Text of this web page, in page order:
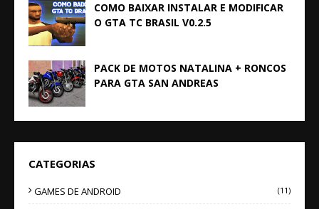
COMO BAIXAR INSTALAR E MODIFICAR
O GTA TC BRASIL V0.2.5
PACK DE MOTOS NATALINA + RONCOS
PARA GTA SAN ANDREAS
CATEGORIAS
GAMES DE ANDROID (11)